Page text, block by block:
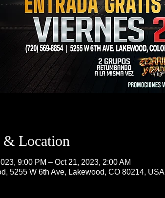
& Location
9:00 PM – Oct 21, 2023, 2:00 AM
5255 W 6th Ave, Lakewood, CO 80214, USA